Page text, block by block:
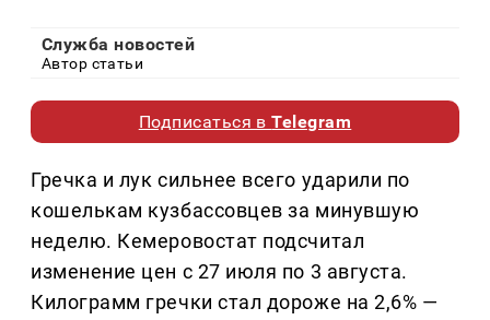
Служба новостей
Автор статьи
Подписаться вTelegram
Гречка и лук сильнее всего ударили по
кошелькам кузбассовцев за минувшую
неделю. Кемеровостат подсчитал
изменение цен с 27 июля по 3 августа.
Килограмм гречки стал дороже на 2,6% —